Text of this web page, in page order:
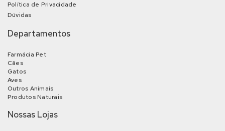
Política de Privacidade
Dúvidas
Departamentos
Farmácia Pet
Cães
Gatos
Aves
Outros Animais
Produtos Naturais
Nossas Lojas